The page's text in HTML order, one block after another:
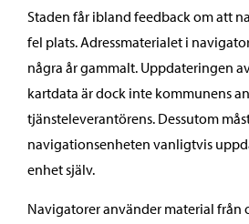
Staden får ibland feedback om att
fel plats. Adressmaterialet i
några år gammalt. Uppdateringen
kartdata är dock inte kommunens
tjänsteleverantörens. Dessutom
navigationsenheten vanligtvis
enhet själv.
Navigatorer använder material från